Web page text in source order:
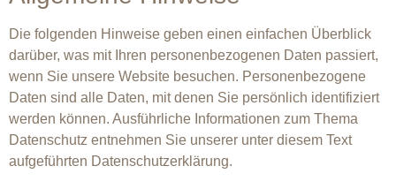
Die folgenden Hinweise geben einen einfachen Überblick
darüber, was mit Ihren personenbezogenen Daten passiert,
wenn Sie unsere Website besuchen. Personenbezogene
Daten sind alle Daten, mit denen Sie persönlich identifiziert
werden können. Ausführliche Informationen zum Thema
Datenschutz entnehmen Sie unserer unter diesem Text
aufgeführten Datenschutzerklärung.